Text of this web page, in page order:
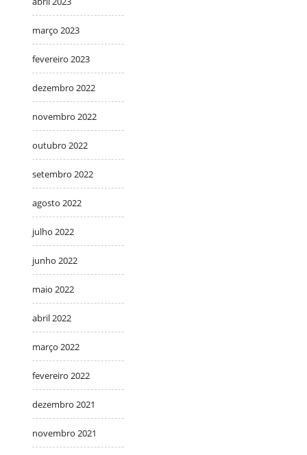
março 2023
fevereiro 2023
dezembro 2022
novembro 2022
outubro 2022
setembro 2022
agosto 2022
julho 2022
junho 2022
maio 2022
abril 2022
março 2022
fevereiro 2022
dezembro 2021
novembro 2021